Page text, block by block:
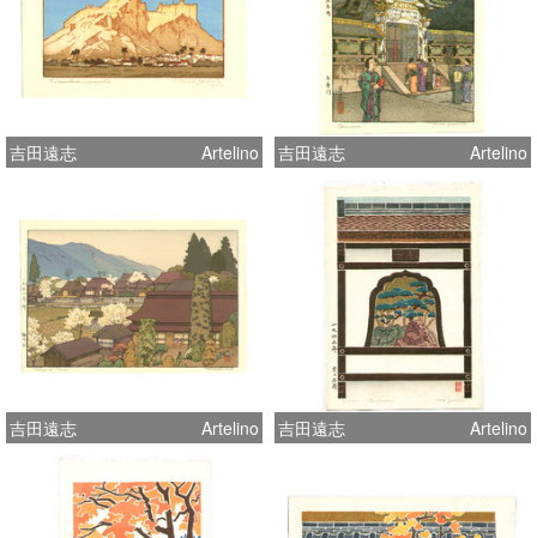
吉田遠志 Artelino 吉田遠志 Artelino
吉田遠志 Artelino 吉田遠志 Artelino